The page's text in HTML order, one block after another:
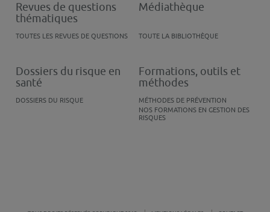
Revues de questions
thématiques
TOUTES LES REVUES DE QUESTIONS
Médiathèque
TOUTE LA BIBLIOTHÈQUE
Dossiers du risque en
santé
DOSSIERS DU RISQUE
Formations, outils et
méthodes
MÉTHODES DE PRÉVENTION
NOS FORMATIONS EN GESTION DES
RISQUES